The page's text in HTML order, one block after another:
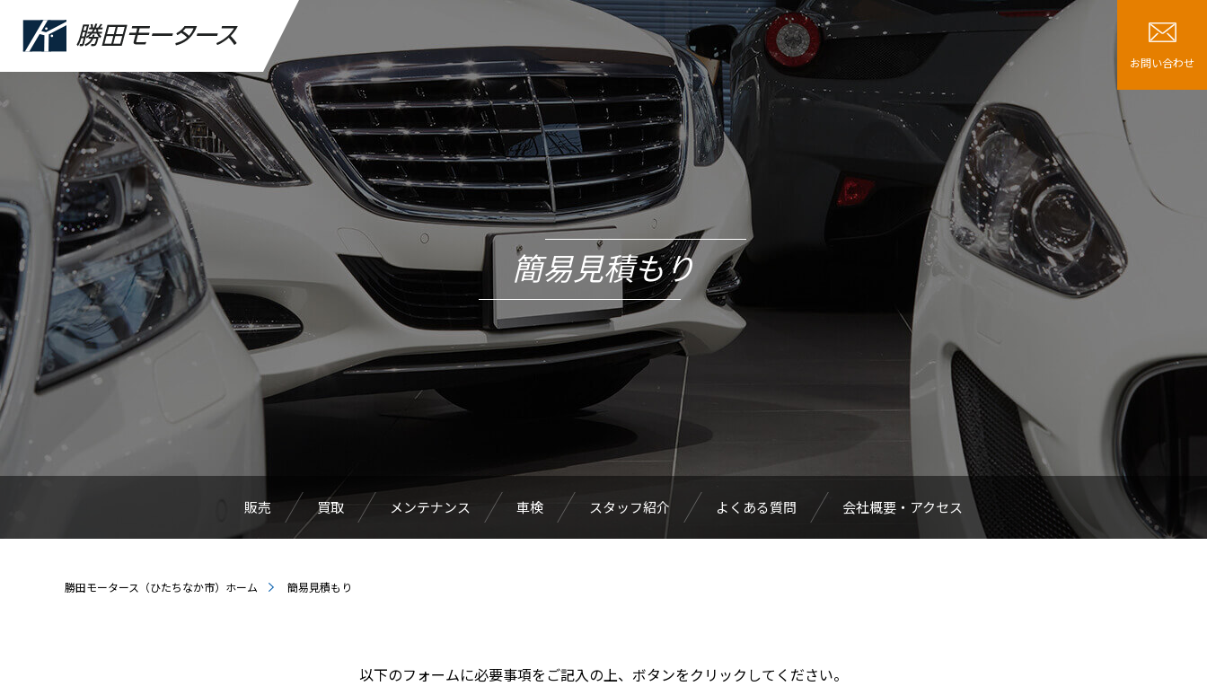
お問い合わせ
簡易見積もり
販売 買取 メンテナンス 車検 スタッフ紹介 よくある質問 会社概要・アクセス
勝田モータース（ひたちなか市）ホーム 簡易見積もり
以下のフォームに必要事項をご記入の上、ボタンをクリックしてください。